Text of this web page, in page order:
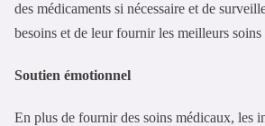
des médicaments si nécessaire et de
besoins et de leur fournir les meilleurs soins
Soutien émotionnel
En plus de fournir des soins médicaux, les